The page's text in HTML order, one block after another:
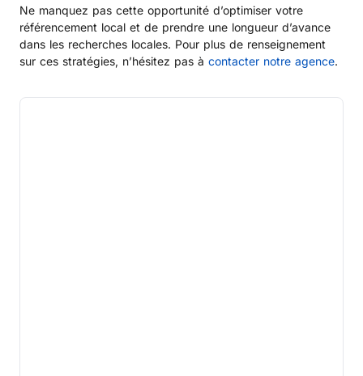
Ne manquez pas cette opportunité d’optimiser votre
référencement local et de prendre une longueur d’avance
dans les recherches locales. Pour plus de renseignement
sur ces stratégies, n’hésitez pas à contacter notre agence.